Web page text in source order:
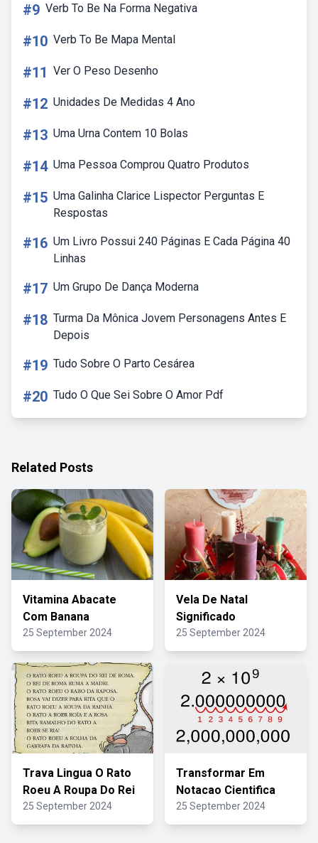
#9 Verb To Be Na Forma Negativa
#10 Verb To Be Mapa Mental
#11 Ver O Peso Desenho
#12 Unidades De Medidas 4 Ano
#13 Uma Urna Contem 10 Bolas
#14 Uma Pessoa Comprou Quatro Produtos
#15 Uma Galinha Clarice Lispector Perguntas E
Respostas
#16 Um Livro Possui 240 Páginas E Cada Página 40
Linhas
#17 Um Grupo De Dança Moderna
#18 Turma Da Mônica Jovem Personagens Antes E
Depois
#19 Tudo Sobre O Parto Cesárea
#20 Tudo O Que Sei Sobre O Amor Pdf
Related Posts
Vitamina Abacate
Com Banana
25 September 2024
Vela De Natal
Significado
25 September 2024
Trava Lingua O Rato
Roeu A Roupa Do Rei
25 September 2024
Transformar Em
Notacao Cientifica
25 September 2024